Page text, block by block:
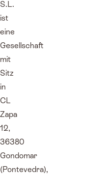
S.L.
ist
eine
Gesellschaft
mit
Sitz
in
CL
Zapa
12,
36380
Gondomar
(Pontevedra),